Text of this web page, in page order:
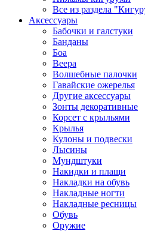
Все из раздела
Аксессуары
Бабочки и галстуки
Банданы
Боа
Веера
Волшебные палочки
Гавайские ожерелья
Другие аксессуары
Зонты декоративные
Корсет с крыльями
Крылья
Кулоны и подвески
Лысины
Мундштуки
Накидки и плащи
Накладки на обувь
Накладные ногти
Накладные ресницы
Обувь
Оружие